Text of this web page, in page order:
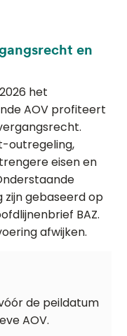
en
het
AOV profiteert
outregeling,
eisen en
gebaseerd op
BAZ.
afwijken.
de peildatum
AOV.